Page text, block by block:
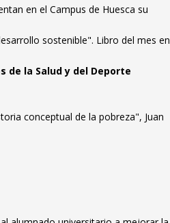
en el Campus de Huesca su
sostenible". Libro del mes en
de la Salud y del Deporte
conceptual de la pobreza", Juan